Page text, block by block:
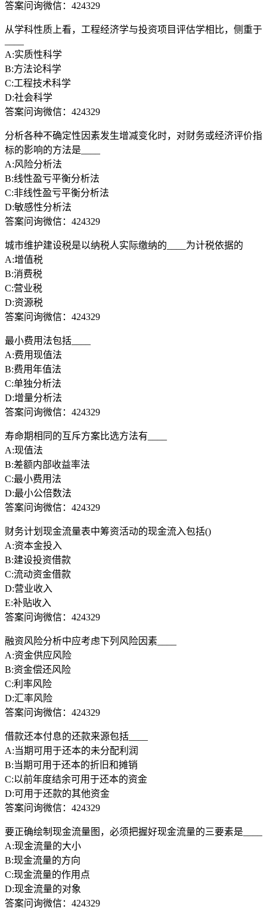
答案问询微信：424329
从学科性质上看，工程经济学与投资项目评估学相比，侧重于
A:实质性科学
B:方法论科学
C:工程技术科学
D:社会科学
答案问询微信：424329
分析各种不确定性因素发生增减变化时，对财务或经济评价指
标的影响的方法是____
A:风险分析法
B:线性盈亏平衡分析法
C:非线性盈亏平衡分析法
D:敏感性分析法
答案问询微信：424329
城市维护建设税是以纳税人实际缴纳的____为计税依据的
A:增值税
B:消费税
C:营业税
D:资源税
答案问询微信：424329
最小费用法包括____
A:费用现值法
B:费用年值法
C:单独分析法
D:增量分析法
答案问询微信：424329
寿命期相同的互斥方案比选方法有____
A:现值法
B:差额内部收益率法
C:最小费用法
D:最小公倍数法
答案问询微信：424329
财务计划现金流量表中筹资活动的现金流入包括()
A:资本金投入
B:建设投资借款
C:流动资金借款
D:营业收入
E:补贴收入
答案问询微信：424329
融资风险分析中应考虑下列风险因素____
A:资金供应风险
B:资金偿还风险
C:利率风险
D:汇率风险
答案问询微信：424329
借款还本付息的还款来源包括____
A:当期可用于还本的未分配利润
B:当期可用于还本的折旧和摊销
C:以前年度结余可用于还本的资金
D:可用于还款的其他资金
答案问询微信：424329
要正确绘制现金流量图，必须把握好现金流量的三要素是____
A:现金流量的大小
B:现金流量的方向
C:现金流量的作用点
D:现金流量的对象
答案问询微信：424329